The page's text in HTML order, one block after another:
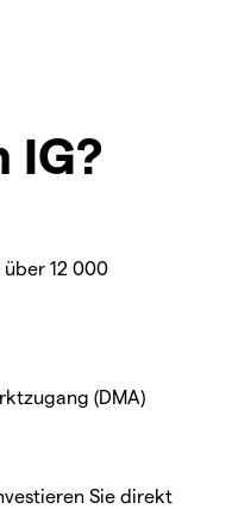
IG?
über 12 000
(DMA)
Sie direkt